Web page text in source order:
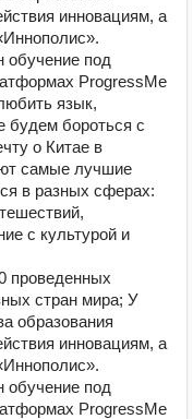
инновациям, а
обучение под
ProgressMe
язык,
будем бороться с
о Китае в
самые лучшие
в разных сферах:
с культурой и
проведенных
стран мира; У
образования
инновациям, а
обучение под
ProgressMe